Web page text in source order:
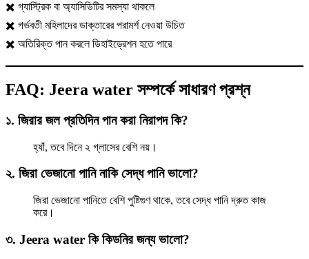
✖️ গ্যাস্ট্রিক বা অ্যাসিডিটির সমস্যা থাকলে
✖️ গর্ভবতী মহিলাদের ডাক্তারের পরামর্শ নেওয়া উচিত
✖️ অতিরিক্ত পান করলে ডিহাইড্রেশন হতে পারে
FAQ: Jeera water সম্পর্কে সাধারণ প্রশ্ন
১. জিরার জল প্রতিদিন পান করা নিরাপদ কি?
হ্যাঁ, তবে দিনে ২ গ্লাসের বেশি নয়।
২. জিরা ভেজানো পানি নাকি সেদ্ধ পানি ভালো?
জিরা ভেজানো পানিতে বেশি পুষ্টিগুণ থাকে, তবে সেদ্ধ পানি দ্রুত কাজ
করে।
৩. Jeera water কি কিডনির জন্য ভালো?